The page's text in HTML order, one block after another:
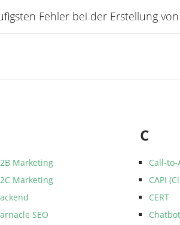
Fehler bei der Erstellung von
Marketing
Marketing
SEO
C
Call-to-
CAPI
CERT
Chatbot